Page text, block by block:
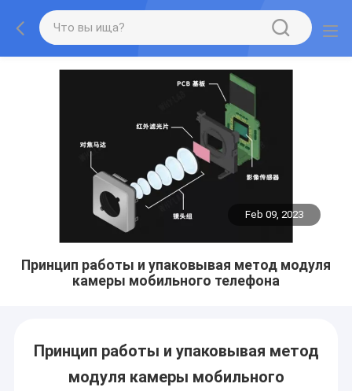
Feb 09, 2023
Принцип работы и упаковывая метод модуля
камеры мобильного телефона
Принцип работы и упаковывая метод
модуля камеры мобильного